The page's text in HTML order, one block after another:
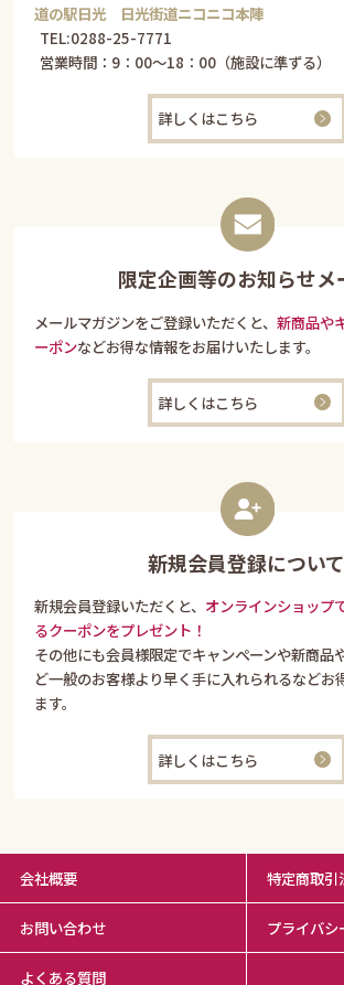
道の駅日光 日光街道ニコニコ本陣
TEL:0288-25-7771
営業時間：9：00～18：00（施設に準ずる）
詳しくはこちら
限定企画等のお知らせメ
メールマガジンをご登録いただくと、新商品や
ーポンなどお得な情報をお届けいたします。
詳しくはこちら
新規会員登録について
新規会員登録いただくと、 オンラインショップ
るクーポンをプレゼント！
その他にも会員様限定でキャンペーンや新商品
ど一般のお客様より早く手に入れられるなどお
ます。
詳しくはこちら
会社概要 特定商取引
お問い合わせ プライバシ
よくある質問